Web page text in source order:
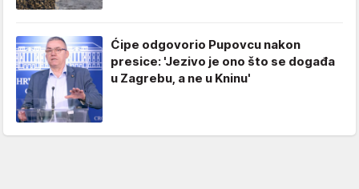
Ćipe odgovorio Pupovcu nakon
presice: 'Jezivo je ono što se događa
u Zagrebu, a ne u Kninu'